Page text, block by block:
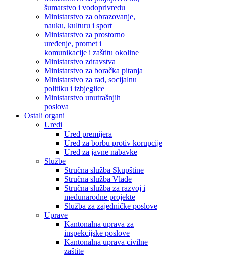
šumarstvo i vodoprivredu
Ministarstvo za obrazovanje,
nauku, kulturu i sport
Ministarstvo za prostorno
uređenje, promet i
komunikacije i zaštitu okoline
Ministarstvo zdravstva
Ministarstvo za boračka pitanja
Ministarstvo za rad, socijalnu
politiku i izbjeglice
Ministarstvo unutrašnjih
poslova
Ostali organi
Uredi
Ured premijera
Ured za borbu protiv korupcije
Ured za javne nabavke
Službe
Stručna služba Skupštine
Stručna služba Vlade
Stručna služba za razvoj i
međunarodne projekte
Služba za zajedničke poslove
Uprave
Kantonalna uprava za
inspekcijske poslove
Kantonalna uprava civilne
zaštite